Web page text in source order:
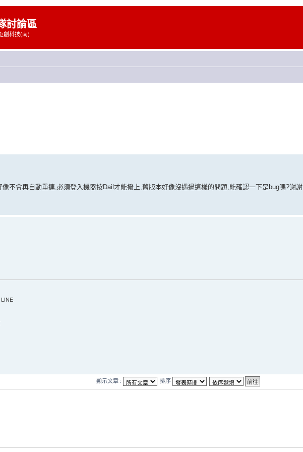
討論區
創科技(南)
不會再自動重連,必須登入機器按Dail才能撥上,舊版本好像沒遇過這樣的問題,能確認一下是bug嗎?謝謝
顯示文章 : 排序